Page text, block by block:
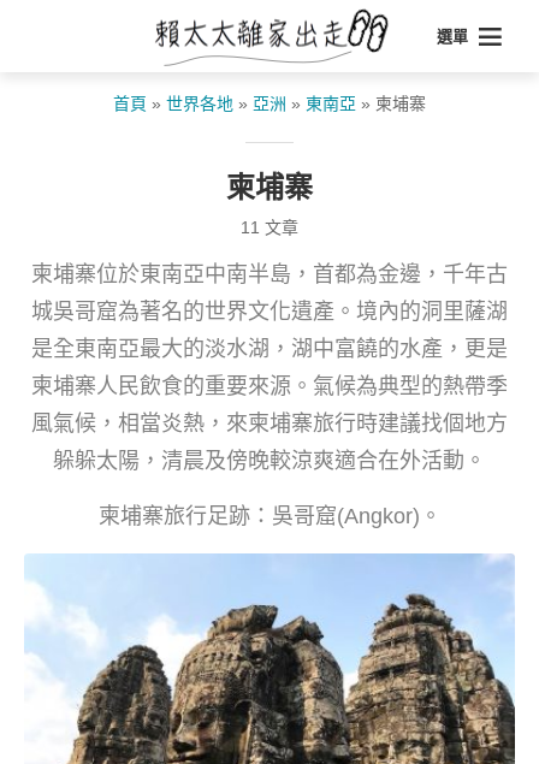
選單
首頁 » 世界各地 » 亞洲 » 東南亞 » 柬埔寨
柬埔寨
11 文章
柬埔寨位於東南亞中南半島，首都為金邊，千年古
城吳哥窟為著名的世界文化遺產。境內的洞里薩湖
是全東南亞最大的淡水湖，湖中富饒的水產，更是
柬埔寨人民飲食的重要來源。氣候為典型的熱帶季
風氣候，相當炎熱，來柬埔寨旅行時建議找個地方
躲躲太陽，清晨及傍晚較涼爽適合在外活動。
柬埔寨旅行足跡：吳哥窟(Angkor)。